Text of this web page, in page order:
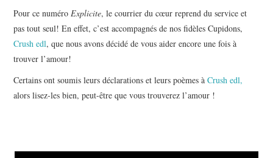
Pour ce numéroExplicite, le courrier du cœur reprend du service et
pas tout seul! En effet, c’est accompagnés de nos fidèles Cupidons,
Crush edl, que nous avons décidé de vous aider encore une fois à
trouver l’amour!
Certains ont soumis leurs déclarations et leurs poèmes àCrush edl,
alors lisez-les bien, peut-être que vous trouverez l’amour !